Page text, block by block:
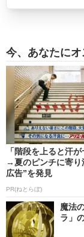
今、あなたにオ
「階段を上ると汗が
→夏のピンチに寄り
広告”を発見
PR(ねとらぼ)
魔法
ラ」